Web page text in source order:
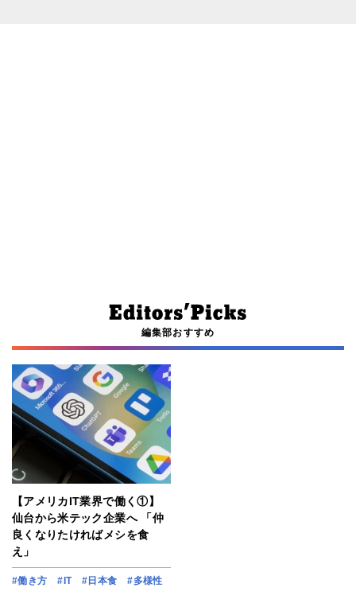
編集部おすすめ
【アメリカIT業界で働く①】
仙台から米テック企業へ 「仲
良くなりたければメシを食
え」
#働き方 #IT #日本食 #多様性